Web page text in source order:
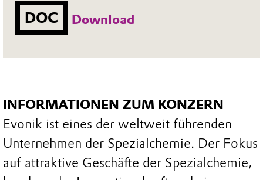
DOC Download
INFORMATIONEN ZUM KONZERN
Evonik ist eines der weltweit führenden
Unternehmen der Spezialchemie. Der Fokus
auf attraktive Geschäfte der Spezialchemie,